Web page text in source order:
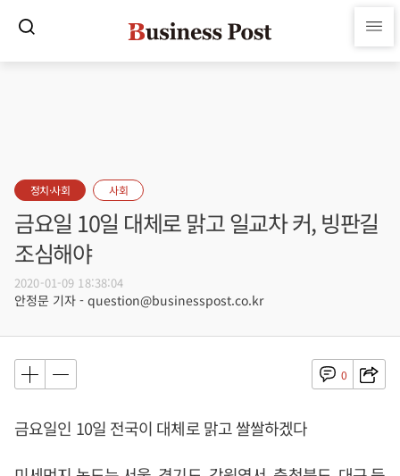
정치·사회 사회
금요일 10일 대체로 맑고 일교차 커, 빙판길
조심해야
2020-01-09 18:38:04
안정문 기자 - question@businesspost.co.kr
0
금요일인 10일 전국이 대체로 맑고 쌀쌀하겠다